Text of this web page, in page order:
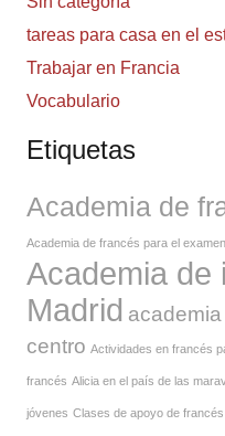
tareas para casa en el
Trabajar en Francia
Vocabulario
Etiquetas
Academia de
Academia de francés para el
Academia de
Madrid
centro Actividades en francés
francés Alicia en el país de las
jóvenes Clases de apoyo de